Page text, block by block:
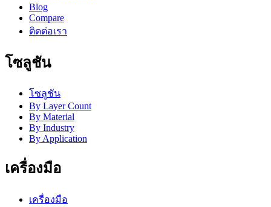
Blog
Compare
ติดต่อเรา
โซลูชัน
โซลูชัน
By Layer Count
By Material
By Industry
By Application
เครื่องมือ
เครื่องมือ